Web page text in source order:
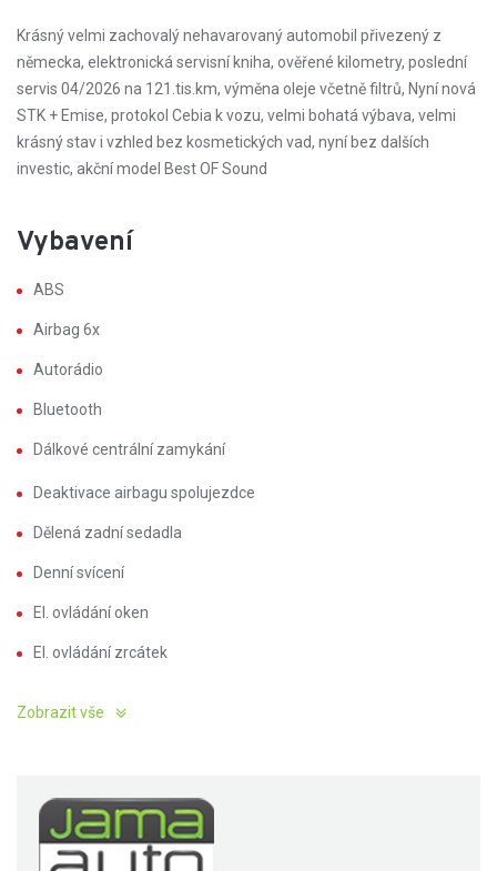
Krásný velmi zachovalý nehavarovaný automobil přivezený z
německa, elektronická servisní kniha, ověřené kilometry, poslední
servis 04/2026 na 121.tis.km, výměna oleje včetně filtrů, Nyní nová
STK + Emise, protokol Cebia k vozu, velmi bohatá výbava, velmi
krásný stav i vzhled bez kosmetických vad, nyní bez dalších
investic, akční model Best OF Sound
Vybavení
ABS
Airbag 6x
Autorádio
Bluetooth
Dálkové centrální zamykání
Deaktivace airbagu spolujezdce
Dělená zadní sedadla
Denní svícení
El. ovládání oken
El. ovládání zrcátek
Zobrazit vše